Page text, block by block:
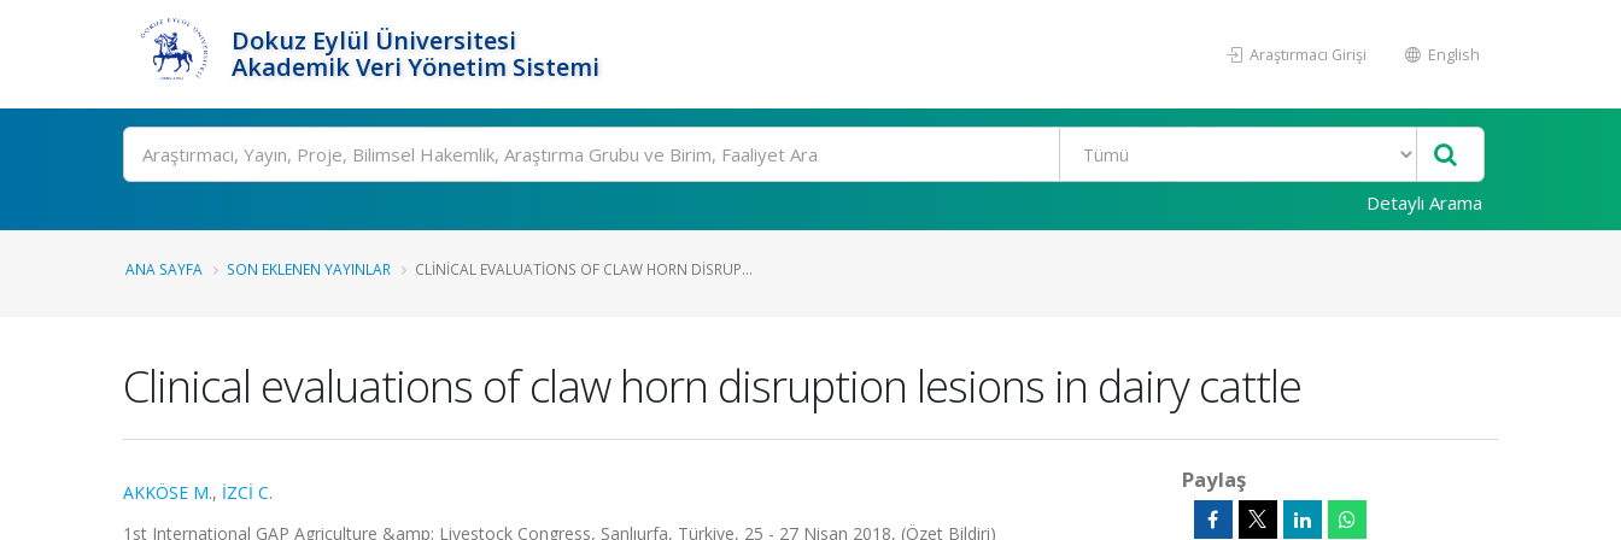
Dokuz Eylül Üniversitesi
Akademik Veri Yönetim Sistemi
Araştırmacı Girişi English
Ara
Detaylı Arama
ANA SAYFA SON EKLENEN YAYINLAR CLINICAL EVALUATIONS OF CLAW HORN DISRUP...
Clinical evaluations of claw horn disruption lesions in dairy cattle
AKKÖSE M., İZCİ C.
1st International GAP Agriculture &amp; Livestock Congress, Şanlıurfa, Türkiye, 25 - 27 Nisan 2018, (Özet Bildiri)
Paylaş